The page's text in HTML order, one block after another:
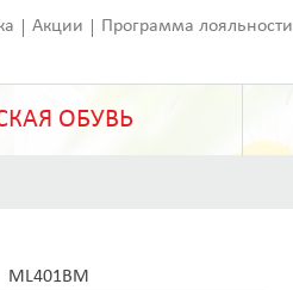
Акции Программа лояльности
ОБУВЬ
ML401BM